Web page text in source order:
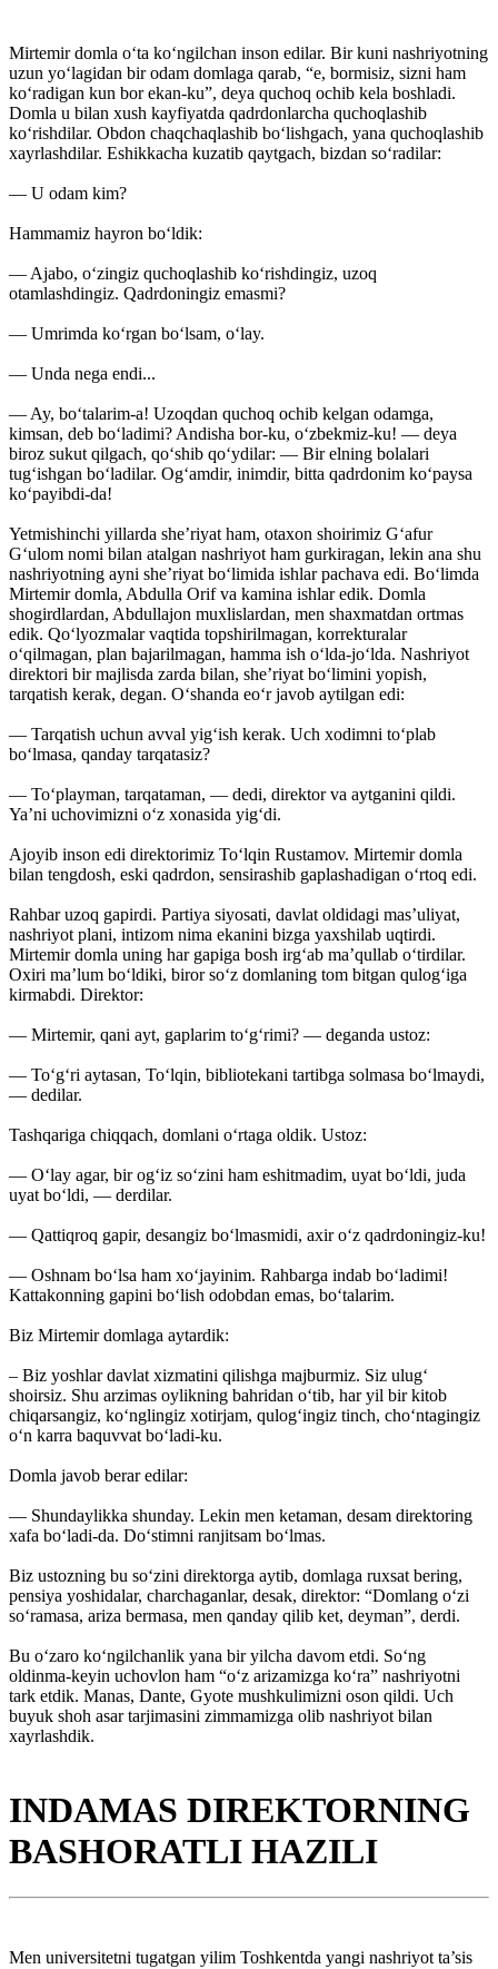
Mirtemir domla o‘ta ko‘ngilchan inson edilar. Bir kuni nashriyotning
uzun yo‘lagidan bir odam domlaga qarab, “e, bormisiz, sizni ham
ko‘radigan kun bor ekan-ku”, deya quchoq ochib kela boshladi.
Domla u bilan xush kayfiyatda qadrdonlarcha quchoqlashib
ko‘rishdilar. Obdon chaqchaqlashib bo‘lishgach, yana quchoqlashib
xayrlashdilar. Eshikkacha kuzatib qaytgach, bizdan so‘radilar:
— U odam kim?
Hammamiz hayron bo‘ldik:
— Ajabo, o‘zingiz quchoqlashib ko‘rishdingiz, uzoq
otamlashdingiz. Qadrdoningiz emasmi?
— Umrimda ko‘rgan bo‘lsam, o‘lay.
— Unda nega endi...
— Ay, bo‘talarim-a! Uzoqdan quchoq ochib kelgan odamga,
kimsan, deb bo‘ladimi? Andisha bor-ku, o‘zbekmiz-ku! — deya
biroz sukut qilgach, qo‘shib qo‘ydilar: — Bir elning bolalari
tug‘ishgan bo‘ladilar. Og‘amdir, inimdir, bitta qadrdonim ko‘paysa
ko‘payibdi-da!
Yetmishinchi yillarda she’riyat ham, otaxon shoirimiz G‘afur
G‘ulom nomi bilan atalgan nashriyot ham gurkiragan, lekin ana shu
nashriyotning ayni she’riyat bo‘limida ishlar pachava edi. Bo‘limda
Mirtemir domla, Abdulla Orif va kamina ishlar edik. Domla
shogirdlardan, Abdullajon muxlislardan, men shaxmatdan ortmas
edik. Qo‘lyozmalar vaqtida topshirilmagan, korrekturalar
o‘qilmagan, plan bajarilmagan, hamma ish o‘lda-jo‘lda. Nashriyot
direktori bir majlisda ­zarda bilan, she’riyat bo‘limini yopish,
tarqatish kerak, degan. O‘shanda eo‘r javob aytilgan edi:
— Tarqatish uchun avval yig‘ish kerak. Uch xodimni to‘plab
bo‘lmasa, qanday tarqatasiz?
— To‘playman, tarqataman, — dedi, direktor va aytganini qildi.
Ya’ni uchovimizni o‘z xonasida yig‘di.
Ajoyib inson edi direktorimiz To‘lqin Rustamov. Mirtemir domla
bilan tengdosh, eski qadrdon, sensirashib gaplashadigan o‘rtoq edi.
Rahbar uzoq gapirdi. Partiya siyosati, davlat oldidagi mas’uliyat,
nashriyot plani, intizom nima ekanini bizga yaxshilab uqtirdi.
Mirtemir domla uning har gapiga bosh irg‘ab ma’qullab o‘tirdilar.
Oxiri ma’lum bo‘ldiki, biror so‘z domlaning tom bitgan qulog‘iga
kirmabdi. Direktor:
— Mirtemir, qani ayt, gaplarim to‘g‘rimi? — deganda ustoz:
— To‘g‘ri aytasan, To‘lqin, bibliotekani tartibga solmasa bo‘lmaydi,
— dedilar.
Tashqariga chiqqach, domlani o‘rtaga oldik. Ustoz:
— O‘lay agar, bir og‘iz so‘zini ham eshitmadim, uyat bo‘ldi, juda
uyat bo‘ldi, — derdilar.
— Qattiqroq gapir, desangiz bo‘lmasmidi, axir o‘z qadrdoningiz-ku!
— Oshnam bo‘lsa ham xo‘jayinim. Rahbarga indab bo‘ladimi!
Kattakonning gapini bo‘lish odobdan emas, bo‘talarim.
Biz Mirtemir domlaga aytardik:
– Biz yoshlar davlat xizmatini qilishga majburmiz. Siz ulug‘
shoirsiz. Shu arzimas oylikning bahridan o‘tib, har yil bir kitob
chiqarsangiz, ko‘nglingiz xotirjam, qulog‘ingiz tinch, cho‘ntagingiz
o‘n karra baquvvat ­bo‘ladi-ku.
Domla javob berar edilar:
— Shundaylikka shunday. Lekin men ketaman, desam direktoring
xafa bo‘ladi-da. Do‘stimni ranjitsam bo‘lmas.
Biz ustozning bu so‘zini direktorga aytib, domlaga ruxsat bering,
pensiya yoshidalar, charchaganlar, desak, direktor: “Domlang o‘zi
so‘ramasa, ariza bermasa, men qanday qilib ket, deyman”, derdi.
Bu o‘zaro ko‘ngilchanlik yana bir yilcha davom etdi. So‘ng
oldinma-keyin uchovlon ham “o‘z arizamizga ko‘ra” nashriyotni
tark etdik. Manas, Dante, Gyote mushkulimizni oson qildi. Uch
buyuk shoh asar tarjimasini zimmamizga olib nashriyot bilan
xayrlashdik.
INDAMAS DIREKTORNING
BASHORATLI HAZILI
Men universitetni tugatgan yilim Toshkentda yangi nashriyot ta’sis